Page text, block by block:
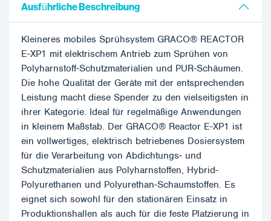
Ausführliche Beschreibung
Kleineres mobiles Sprühsystem GRACO® REACTOR
E-XP1 mit elektrischem Antrieb zum Sprühen von
Polyharnstoff-Schutzmaterialien und PUR-Schäumen.
Die hohe Qualität der Geräte mit der entsprechenden
Leistung macht diese Spender zu den vielseitigsten in
ihrer Kategorie. Ideal für regelmäßige Anwendungen
in kleinem Maßstab. Der GRACO® Reactor E-XP1 ist
ein vollwertiges, elektrisch betriebenes Dosiersystem
für die Verarbeitung von Abdichtungs- und
Schutzmaterialien aus Polyharnstoffen, Hybrid-
Polyurethanen und Polyurethan-Schaumstoffen. Es
eignet sich sowohl für den stationären Einsatz in
Produktionshallen als auch für die feste Platzierung in